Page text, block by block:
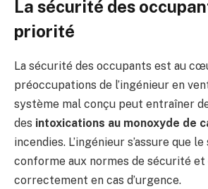
La sécurité des
priorité
La sécurité des occupants est au
préoccupations de l’ingénieur en
système mal conçu peut entraîner
des intoxications au monoxyde de
incendies. L’ingénieur s’assure que
conforme aux normes de sécurité et
correctement en cas d’urgence.